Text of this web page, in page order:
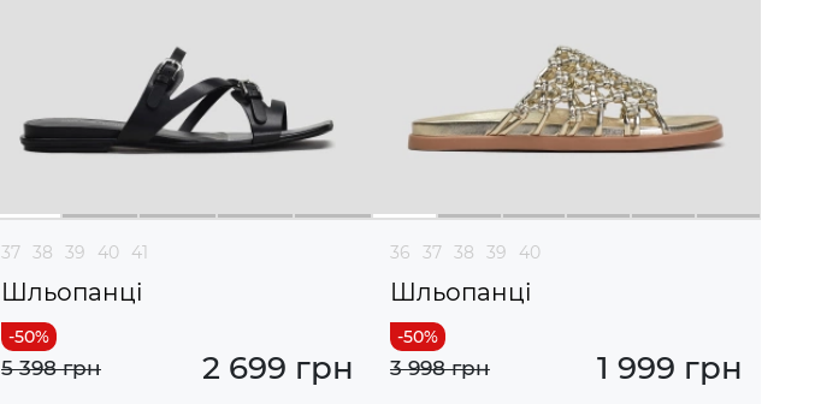
37 38 39 40 41
Шльопанці
2 699 грн
5 398 грн
36 37 38 39 40
Шльопанці
1 999 грн
3 998 грн